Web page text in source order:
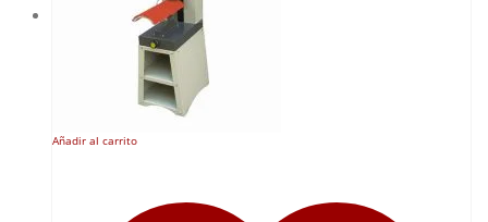
Añadir al carrito